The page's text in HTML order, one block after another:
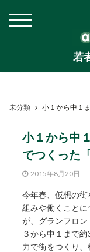
若
未分類 小１から中１
小１から中
でつくった
2015年8月20日
今年春、仮想の
組みや働くことに
が、グランフロ
３から中１まで
力で街をつくり